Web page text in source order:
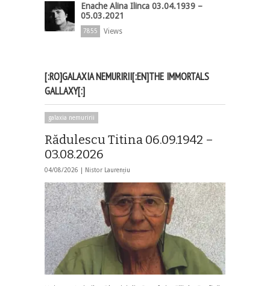
Enache Alina Ilinca 03.04.1939 –
05.03.2021
7855 Views
[:RO]GALAXIA NEMURIRII[:EN]THE IMMORTALS
GALLAXY[:]
galaxia nemuririi
Rădulescu Titina 06.09.1942 –
03.08.2026
04/08/2026 | Nistor Laurențiu